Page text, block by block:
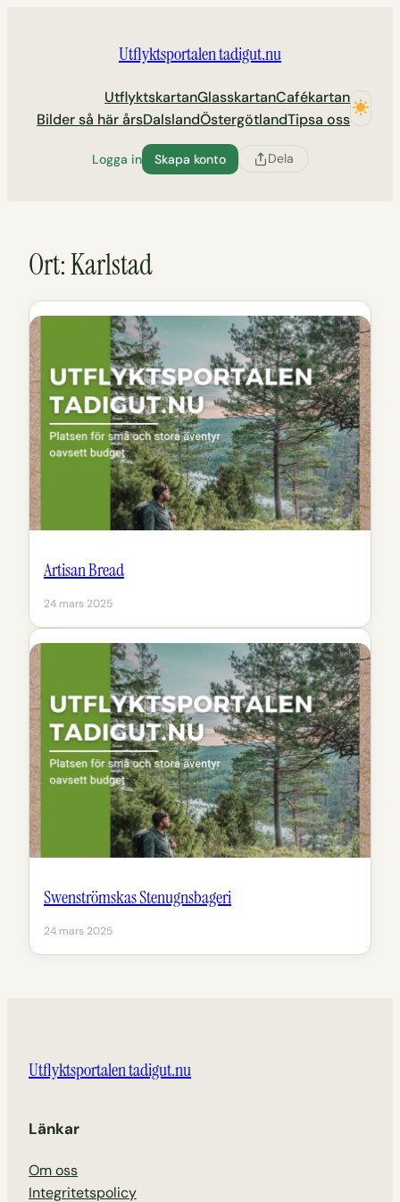
Utflyktsportalen tadigut.nu
UtflyktskartanGlasskartanCafékartan
Bilder så här årsDalslandÖstergötlandTipsa oss
Logga in Skapa konto Dela
Ort:Karlstad
Artisan Bread
24 mars 2025
Swenströmskas Stenugnsbageri
24 mars 2025
Utflyktsportalen tadigut.nu
Länkar
Om oss
Integritetspolicy